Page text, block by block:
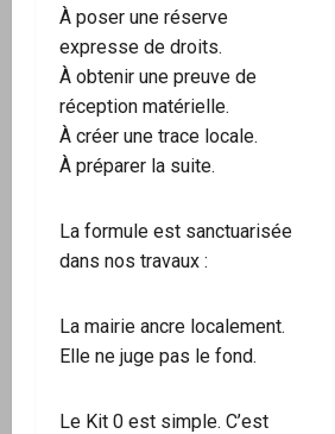
À poser une réserve
expresse de droits.
À obtenir une preuve de
réception matérielle.
À créer une trace locale.
À préparer la suite.
La formule est sanctuarisée
dans nos travaux :
La mairie ancre localement.
Elle ne juge pas le fond.
Le Kit 0 est simple. C’est